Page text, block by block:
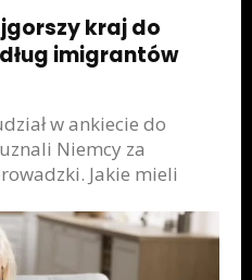
kraj do
imigrantów
w ankiecie do
Niemcy za
Jakie mieli